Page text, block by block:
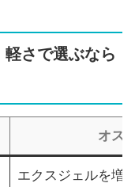
さで選ぶなら
オス
エクスジェルを増